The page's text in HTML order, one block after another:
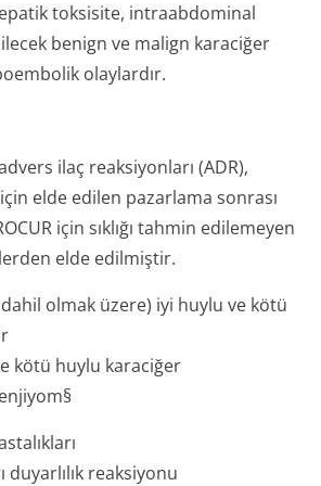
toksisite, intraabdominal
benign ve malign karaciğer
olaylardır.
ilaç reaksiyonları (ADR),
elde edilen pazarlama sonrası
için sıklığı tahmin edilemeyen
elde edilmiştir.
olmak üzere) iyi huylu ve kötü
kötü huylu karaciğer
duyarlılık reaksiyonu